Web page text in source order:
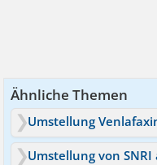
Ähnliche Themen
Umstellung
Umstellung von SNRI